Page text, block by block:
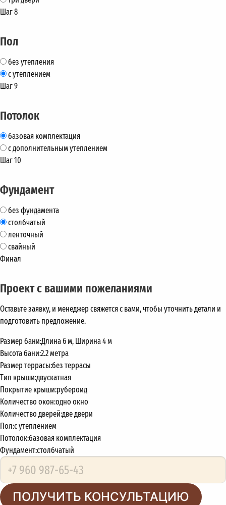
Шаг 8
Пол
без утепления
с утеплением
Шаг 9
Потолок
базовая комплектация
с дополнительным утеплением
Шаг 10
Фундамент
без фундамента
столбчатый
ленточный
свайный
Финал
Проект с вашими пожеланиями
Оставьте заявку, и менеджер свяжется с вами, чтобы уточнить детали и
подготовить предложение.
Размер бани:Длина 6 м, Ширина 4 м
Высота бани:2.2 метра
Размер террасы:без террасы
Тип крыши:двускатная
Покрытие крыши:рубероид
Количество окон:одно окно
Количество дверей:две двери
Пол:с утеплением
Потолок:базовая комплектация
Фундамент:столбчатый
ПОЛУЧИТЬ КОНСУЛЬТАЦИЮ